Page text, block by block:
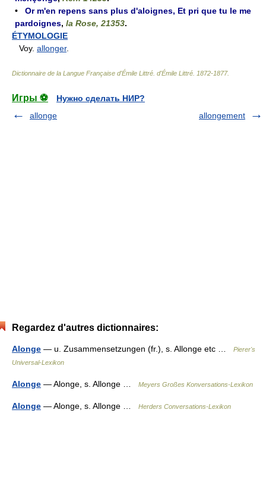
• Or m'en repens sans plus d'aloignes, Et pri que tu le me
pardoignes, la Rose, 21353.
ÉTYMOLOGIE
Voy. allonger.
Dictionnaire de la Langue Française d'Émile Littré d'Émile Littré 1872-1877.
Игры ⚽
Нужно сделать НИР?
allonge
allongement
Regardez d'autres dictionnaires:
Alonge — u. Zusammensetzungen (fr.), s. Allonge etc …
Pierer's
Universal-Lexikon
Alonge — Alonge, s. Allonge … Meyers Großes Konversations-Lexikon
Alonge — Alonge, s. Allonge … Herders Conversations-Lexikon